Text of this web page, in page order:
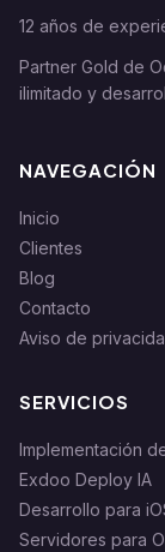
12 años de
Partner Gold de
ilimitado y
NAVEGACIÓN
Inicio
Clientes
Blog
Contacto
Aviso de
SERVICIOS
Implementación
Exdoo Deploy IA
Desarrollo para
Servidores para